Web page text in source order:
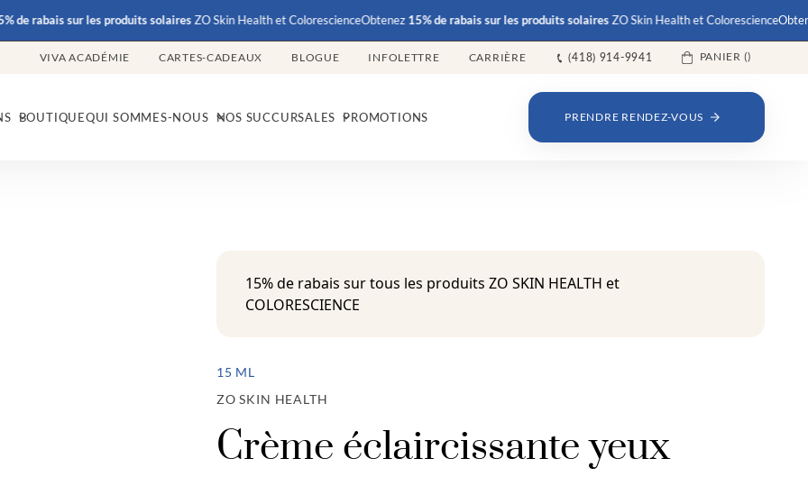
sur les produits solairesZO Skin Health et ColorescienceObtenez15% de rabaissur les produits solairesZO Skin Health et ColorescienceObtenez
VIVA ACADÉMIE CARTES-CADEAUX BLOGUE INFOLETTRE CARRIÈRE (418) 914-9941 PANIER ()
BOUTIQUEQUI SOMMES-NOUS NOS SUCCURSALES PROMOTIONS PRENDRE RENDEZ-VOUS
15% de rabais sur tous les produits ZO SKIN HEALTH et
COLORESCIENCE
15 ML
ZO SKIN HEALTH
Crème éclaircissante yeux